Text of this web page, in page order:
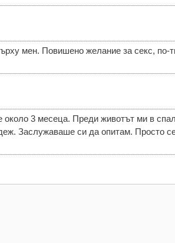
мен. Повишено желание за секс, по-
3 месеца. Преди животът ми в
Заслужаваше си да опитам. Просто